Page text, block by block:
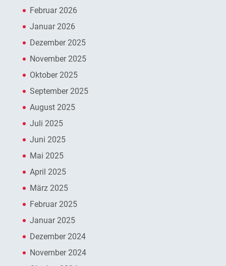
Februar 2026
Januar 2026
Dezember 2025
November 2025
Oktober 2025
September 2025
August 2025
Juli 2025
Juni 2025
Mai 2025
April 2025
März 2025
Februar 2025
Januar 2025
Dezember 2024
November 2024